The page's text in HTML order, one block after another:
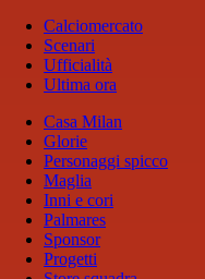
Calciomercato
Scenari
Ufficialità
Ultima ora
Casa Milan
Glorie
Personaggi spicco
Maglia
Inni e cori
Palmares
Sponsor
Progetti